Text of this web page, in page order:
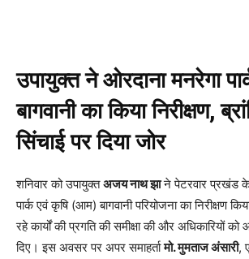
उपायुक्त ने ओरदाना मनरेगा
बागवानी का किया निरीक्षण,
सिंचाई पर दिया जोर
शनिवार को उपायुक्तअजय नाथ झाने पेटरवार प्रखंड के
पार्क एवं कृषि (आम) बागवानी परियोजना का निरीक्षण
रहे कार्यों की प्रगति की समीक्षा की और अधिकारियों
दिए। इस अवसर पर अपर समाहर्तामो. मुमताज अंसारी,